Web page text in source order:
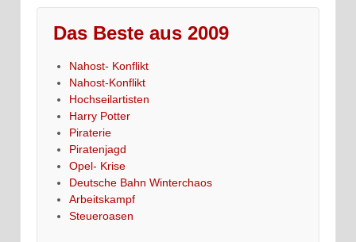
Das Beste aus 2009
Nahost- Konflikt
Nahost-Konflikt
Hochseilartisten
Harry Potter
Piraterie
Piratenjagd
Opel- Krise
Deutsche Bahn Winterchaos
Arbeitskampf
Steueroasen